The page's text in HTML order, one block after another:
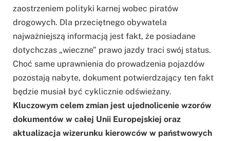
zaostrzeniem polityki karnej wobec piratów
drogowych. Dla przeciętnego obywatela
najważniejszą informacją jest fakt, że posiadane
dotychczas „wieczne” prawo jazdy traci swój status.
Choć same uprawnienia do prowadzenia pojazdów
pozostają nabyte, dokument potwierdzający ten fakt
będzie musiał być cyklicznie odświeżany.
Kluczowym celem zmian jest ujednolicenie wzorów
dokumentów w całej Unii Europejskiej oraz
aktualizacja wizerunku kierowców w państwowych